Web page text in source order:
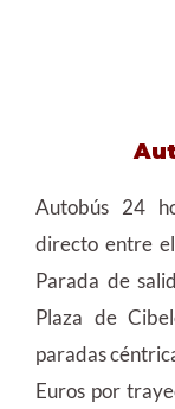
Autobús 24
directo entre
Parada de
Plaza de
paradas
Euros por